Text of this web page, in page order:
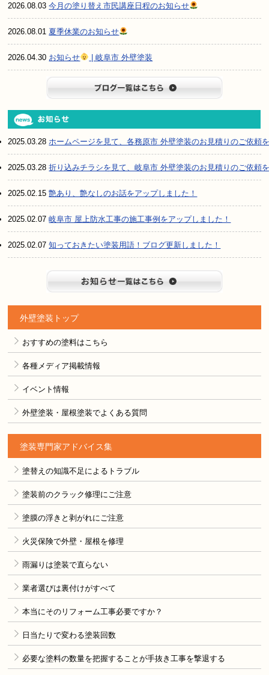
2026.08.03今月の塗り替え市民講座日程のお知らせ
2026.08.01 夏季休業のお知らせ
2026.04.30 お知らせ | 岐阜市 外壁塗装
2025.03.28ホームページを見て、各務原市 外壁塗装のお見積りのご依頼
2025.03.28折り込みチラシを見て、岐阜市 外壁塗装のお見積りのご依頼
2025.02.15艶あり、艶なしのお話をアップしました！
2025.02.07岐阜市 屋上防水工事の施工事例をアップしました！
2025.02.07知っておきたい塗装用語！ブログ更新しました！
外壁塗装トップ
おすすめの塗料はこちら
各種メディア掲載情報
イベント情報
外壁塗装・屋根塗装でよくある質問
塗装専門家アドバイス集
塗替えの知識不足によるトラブル
塗装前のクラック修理にご注意
塗膜の浮きと剥がれにご注意
火災保険で外壁・屋根を修理
雨漏りは塗装で直らない
業者選びは裏付けがすべて
本当にそのリフォーム工事必要ですか？
日当たりで変わる塗装回数
必要な塗料の数量を把握することが手抜き工事を撃退する